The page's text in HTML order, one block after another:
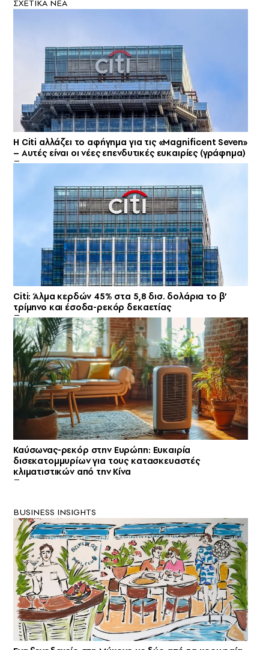
ΣXETIKA NEA
Η Citi αλλάζει το αφήγημα για τις «Magnificent Seven»
– Αυτές είναι οι νέες επενδυτικές ευκαιρίες (γράφημα)
Citi: Άλμα κερδών 45% στα 5,8 δισ. δολάρια το β’
τρίμηνο και έσοδα-ρεκόρ δεκαετίας
Καύσωνας-ρεκόρ στην Ευρώπη: Ευκαιρία
δισεκατομμυρίων για τους κατασκευαστές
κλιματιστικών από την Κίνα
BUSINESS INSIGHTS